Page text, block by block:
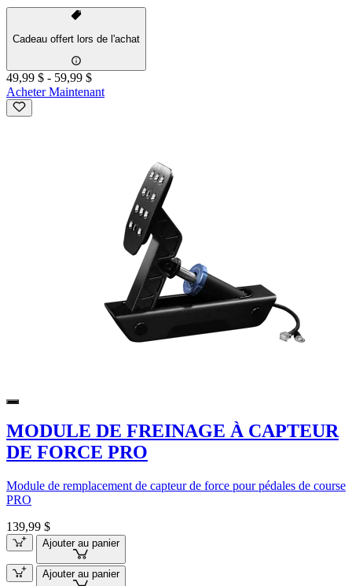
Cadeau offert lors de l'achat
49,99 $ - 59,99 $
Acheter Maintenant
MODULE DE FREINAGE À CAPTEUR
DE FORCE PRO
Module de remplacement de capteur de force pour pédales de course
PRO
139,99 $
Ajouter au panier
Ajouter au panier